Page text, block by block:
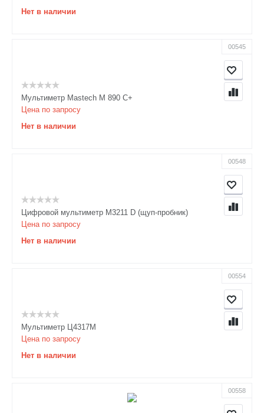
Нет в наличии
00545
Мультиметр Mastech M 890 C+
Цена по запросу
Нет в наличии
00548
Цифровой мультиметр M3211 D (щуп-пробник)
Цена по запросу
Нет в наличии
00554
Мультиметр Ц4317М
Цена по запросу
Нет в наличии
00558